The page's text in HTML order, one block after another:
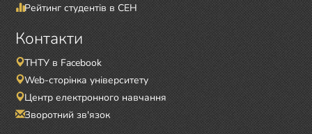
Рейтинг студентів в СЕН
Контакти
ТНТУ в Facebook
Web-сторінка університету
Центр електронного навчання
Зворотний зв'язок